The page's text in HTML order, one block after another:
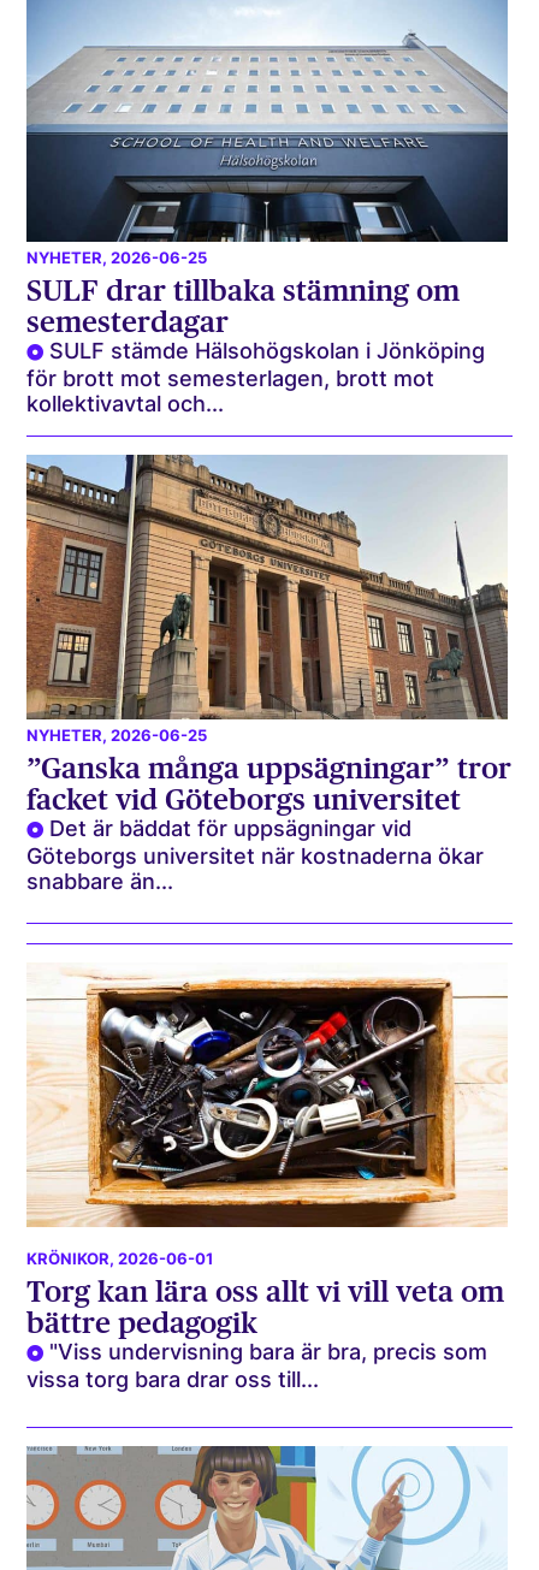
NYHETER, 2026-06-25
SULF drar tillbaka stämning om
semesterdagar
SULF stämde Hälsohögskolan i Jönköping
för brott mot semesterlagen, brott mot
kollektivavtal och...
NYHETER, 2026-06-25
”Ganska många uppsägningar” tror
facket vid Göteborgs universitet
Det är bäddat för uppsägningar vid
Göteborgs universitet när kostnaderna ökar
snabbare än...
KRÖNIKOR, 2026-06-01
Torg kan lära oss allt vi vill veta om
bättre pedagogik
"Viss undervisning bara är bra, precis som
vissa torg bara drar oss till...